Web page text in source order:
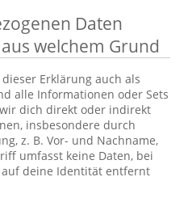
Daten
welchem Grund
Erklärung auch als
alle Informationen oder Sets
dich direkt oder indirekt
insbesondere durch
z. B. Vor- und Nachname,
umfasst keine Daten, bei
deine Identität entfernt